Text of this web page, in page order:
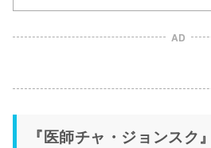
AD
『医師チャ・ジョンスク